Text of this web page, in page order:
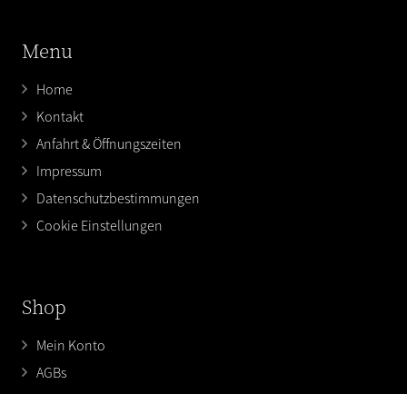
Menu
Home
Kontakt
Anfahrt & Öffnungszeiten
Impressum
Datenschutzbestimmungen
Cookie Einstellungen
Shop
Mein Konto
AGBs